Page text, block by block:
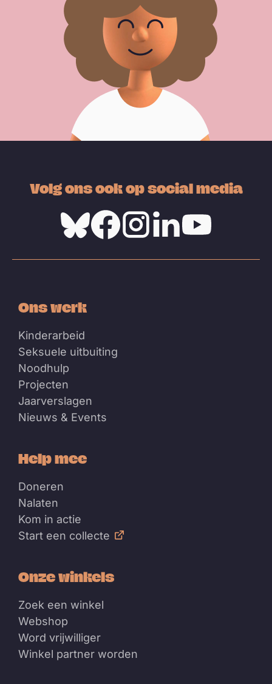
Volg ons ook op social media
Ons werk
Kinderarbeid
Seksuele uitbuiting
Noodhulp
Projecten
Jaarverslagen
Nieuws & Events
Help mee
Doneren
Nalaten
Kom in actie
Start een collecte
Onze winkels
Zoek een winkel
Webshop
Word vrijwilliger
Winkel partner worden